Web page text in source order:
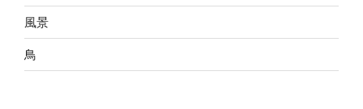
風景
鳥